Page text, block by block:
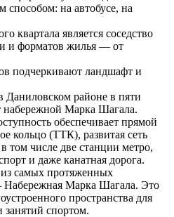
на автобусе, на
квартала является соседство
и форматов жилья — от
подчеркивают ландшафт и
районе в пяти
набережной Марка Шагала.
обеспечивает прямой
кольцо (ТТК), развитая сеть
том числе две станции метро,
и даже канатная дорога.
из самых протяженных
Марка Шагала. Это
пространства для
занятий спортом.